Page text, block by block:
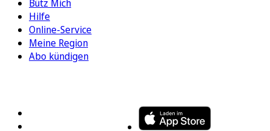
Bütz Mich
Hilfe
Online-Service
Meine Region
Abo kündigen